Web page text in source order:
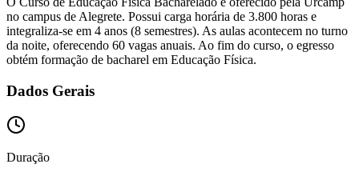
no campus de Alegrete. Possui carga horária de 3.800 horas e
integraliza-se em 4 anos (8 semestres). As aulas acontecem no turno
da noite, oferecendo 60 vagas anuais. Ao fim do curso, o egresso
obtém formação de bacharel em Educação Física.
Dados Gerais
Duração